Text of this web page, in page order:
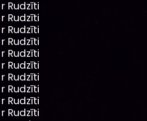
Rudzīti
Rudzīti
Rudzīti
Rudzīti
Rudzīti
Rudzīti
Rudzīti
Rudzīti
Rudzīti
Rudzīti